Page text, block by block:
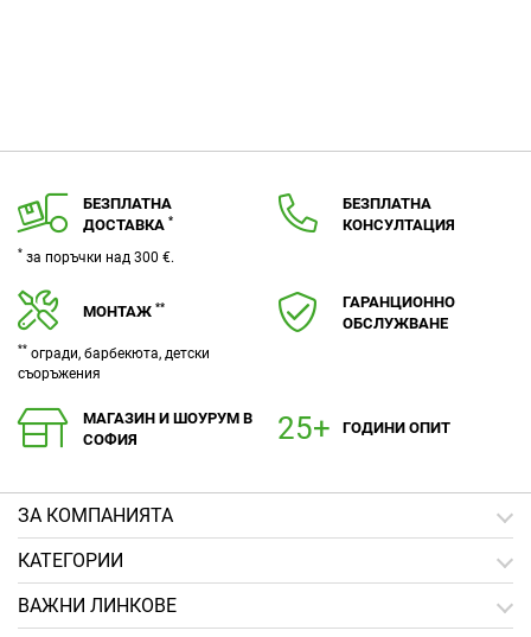
БЕЗПЛАТНА
ДОСТАВКА *
* за поръчки над 300 €.
БЕЗПЛАТНА
КОНСУЛТАЦИЯ
МОНТАЖ **
** огради, барбекюта, детски
съоръжения
ГАРАНЦИОННО
ОБСЛУЖВАНЕ
МАГАЗИН И ШОУРУМ В
СОФИЯ
ГОДИНИ ОПИТ
ЗA КОМПАНИЯТА
КАТЕГОРИИ
ВАЖНИ ЛИНКОВЕ